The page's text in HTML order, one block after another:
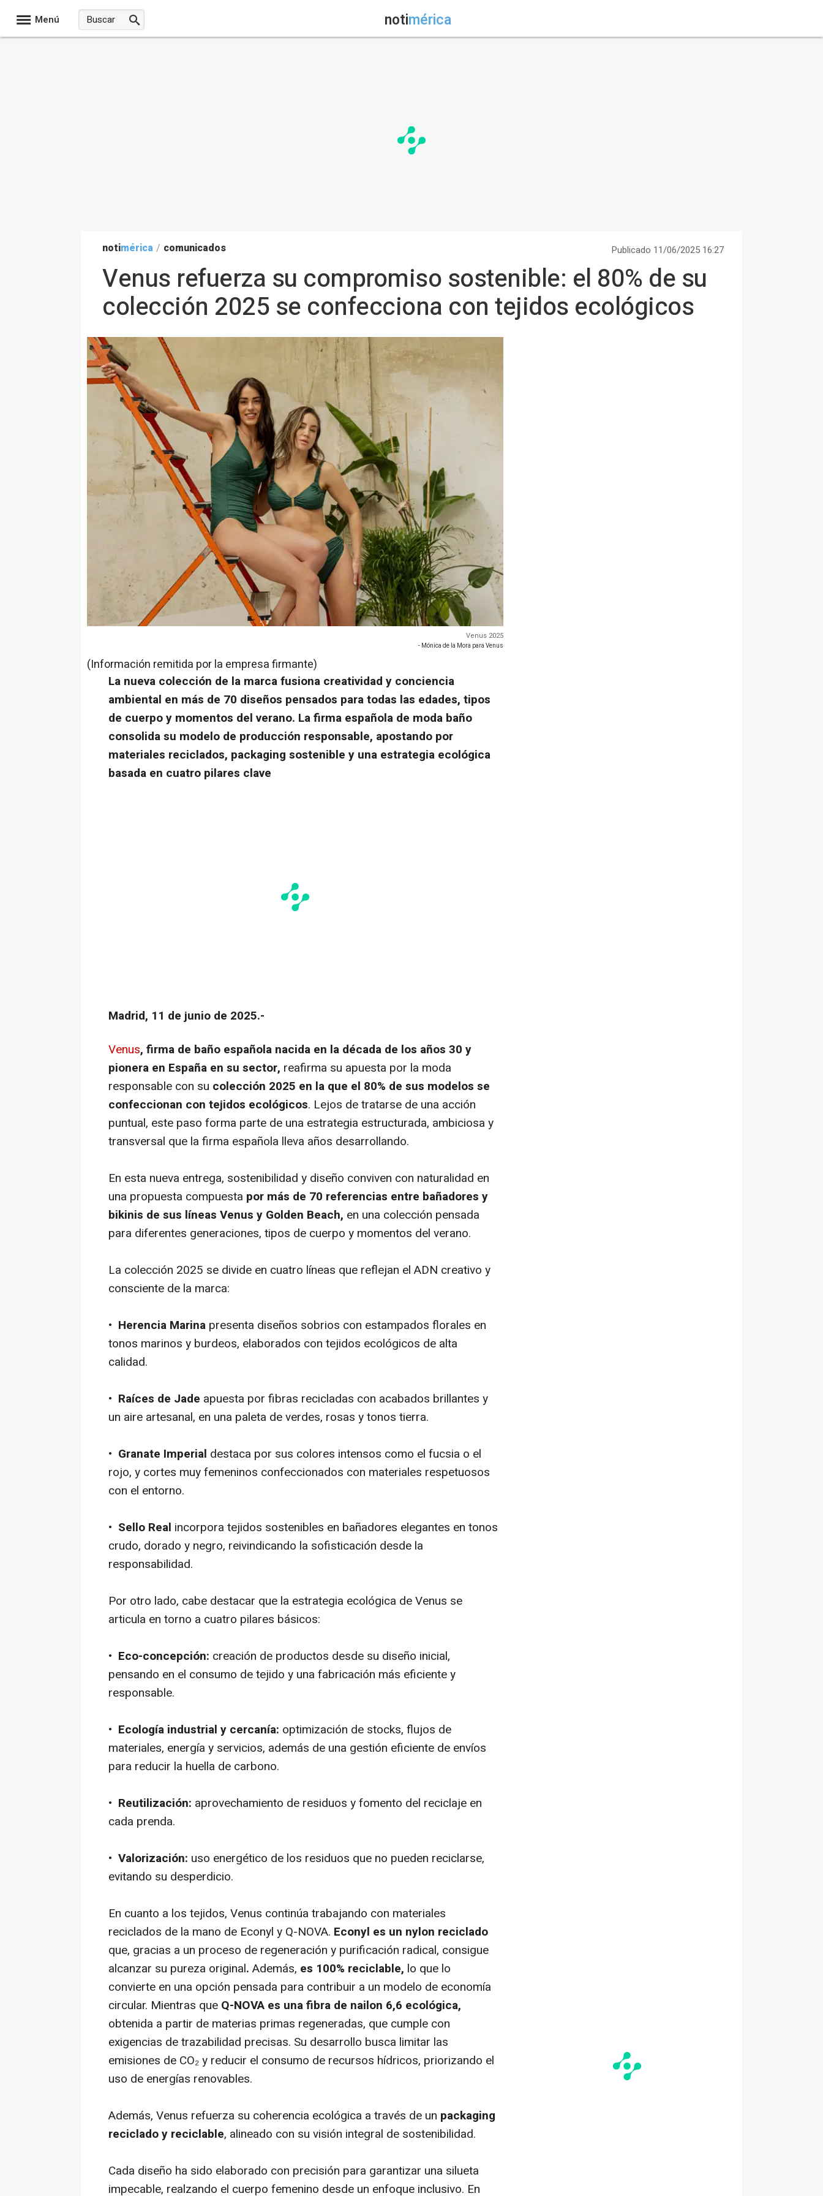
Menú notimérica
notimérica / comunicados Publicado 11/06/2025 16:27
Venus refuerza su compromiso sostenible: el 80% de su
colección 2025 se confecciona con tejidos ecológicos
Venus 2025
- Mónica de la Mora para Venus
(Información remitida por la empresa firmante)
La nueva colección de la marca fusiona creatividad y conciencia
ambiental en más de 70 diseños pensados para todas las edades, tipos
de cuerpo y momentos del verano. La firma española de moda baño
consolida su modelo de producción responsable, apostando por
materiales reciclados, packaging sostenible y una estrategia ecológica
basada en cuatro pilares clave
Madrid, 11 de junio de 2025.-
Venus, firma de baño española nacida en la década de los años 30 y
pionera en España en su sector, reafirma su apuesta por la moda
responsable con su colección 2025 en la que el 80% de sus modelos se
confeccionan con tejidos ecológicos. Lejos de tratarse de una acción
puntual, este paso forma parte de una estrategia estructurada, ambiciosa y
transversal que la firma española lleva años desarrollando.
En esta nueva entrega, sostenibilidad y diseño conviven con naturalidad en
una propuesta compuesta por más de 70 referencias entre bañadores y
bikinis de sus líneas Venus y Golden Beach, en una colección pensada
para diferentes generaciones, tipos de cuerpo y momentos del verano.
La colección 2025 se divide en cuatro líneas que reflejan el ADN creativo y
consciente de la marca:
• Herencia Marina presenta diseños sobrios con estampados florales en
tonos marinos y burdeos, elaborados con tejidos ecológicos de alta
calidad.
• Raíces de Jade apuesta por fibras recicladas con acabados brillantes y
un aire artesanal, en una paleta de verdes, rosas y tonos tierra.
• Granate Imperial destaca por sus colores intensos como el fucsia o el
rojo, y cortes muy femeninos confeccionados con materiales respetuosos
con el entorno.
• Sello Real incorpora tejidos sostenibles en bañadores elegantes en tonos
crudo, dorado y negro, reivindicando la sofisticación desde la
responsabilidad.
Por otro lado, cabe destacar que la estrategia ecológica de Venus se
articula en torno a cuatro pilares básicos:
• Eco-concepción: creación de productos desde su diseño inicial,
pensando en el consumo de tejido y una fabricación más eficiente y
responsable.
• Ecología industrial y cercanía: optimización de stocks, flujos de
materiales, energía y servicios, además de una gestión eficiente de envíos
para reducir la huella de carbono.
• Reutilización: aprovechamiento de residuos y fomento del reciclaje en
cada prenda.
• Valorización: uso energético de los residuos que no pueden reciclarse,
evitando su desperdicio.
En cuanto a los tejidos, Venus continúa trabajando con materiales
reciclados de la mano de Econyl y Q-NOVA. Econyl es un nylon reciclado
que, gracias a un proceso de regeneración y purificación radical, consigue
alcanzar su pureza original. Además, es 100% reciclable, lo que lo
convierte en una opción pensada para contribuir a un modelo de economía
circular. Mientras que Q-NOVA es una fibra de nailon 6,6 ecológica,
obtenida a partir de materias primas regeneradas, que cumple con
exigencias de trazabilidad precisas. Su desarrollo busca limitar las
emisiones de CO₂ y reducir el consumo de recursos hídricos, priorizando el
uso de energías renovables.
Además, Venus refuerza su coherencia ecológica a través de un packaging
reciclado y reciclable, alineado con su visión integral de sostenibilidad.
Cada diseño ha sido elaborado con precisión para garantizar una silueta
impecable, realzando el cuerpo femenino desde un enfoque inclusivo. En